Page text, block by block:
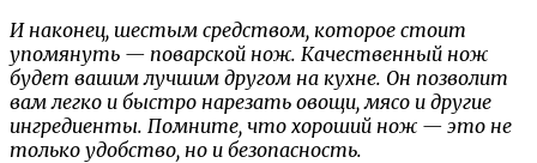
И наконец, шестым средством, которое стоит
упомянуть — поварской нож. Качественный нож
будет вашим лучшим другом на кухне. Он позволит
вам легко и быстро нарезать овощи, мясо и другие
ингредиенты. Помните, что хороший нож — это не
только удобство, но и безопасность.